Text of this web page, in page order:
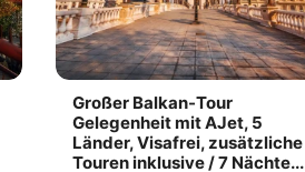
Großer Balkan-Tour
Gelegenheit mit AJet, 5
Länder, Visafrei, zusätzliche
Touren inklusive / 7 Nächte...